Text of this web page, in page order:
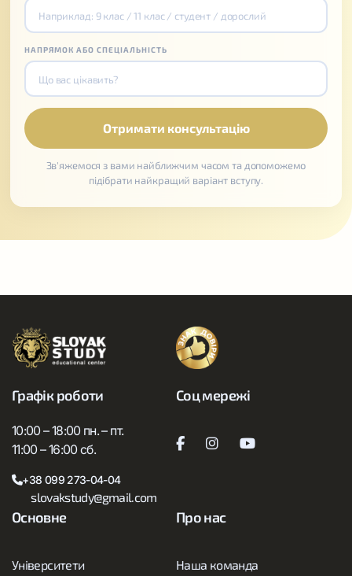
НАПРЯМОК АБО СПЕЦІАЛЬНІСТЬ
Зв'яжемося з вами найближчим часом та допоможемо
підібрати найкращий варіант вступу.
Графік роботи
10:00 – 18:00 пн. – пт.
11:00 – 16:00 сб.
+38 099 273-04-04
slovakstudy@gmail.com
Основне
Університети
Про нас
Наша команда
Соц мережі